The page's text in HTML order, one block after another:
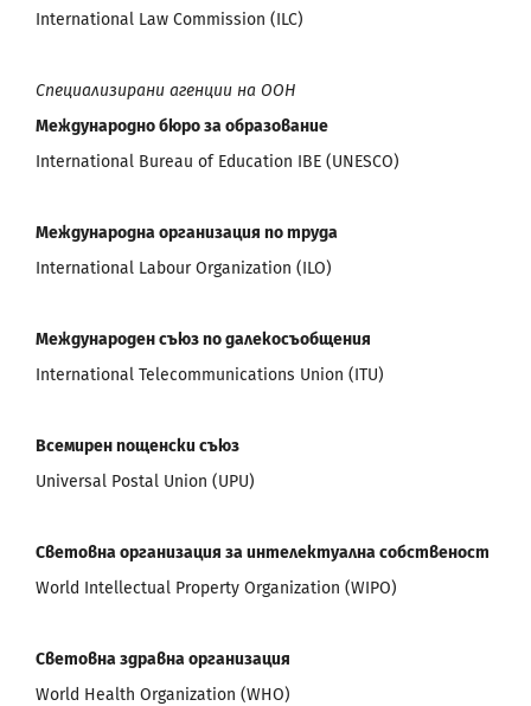
International Law Commission (ILC)
Специализирани агенции на ООН
Международно бюро за образование
International Bureau of Education IBE (UNESCO)
Международна организация по труда
International Labour Organization (ILO)
Международен съюз по далекосъобщения
International Telecommunications Union (ITU)
Всемирен пощенски съюз
Universal Postal Union (UPU)
Световна организация за интелектуална собственост
World Intellectual Property Organization (WIPO)
Световна здравна организация
World Health Organization (WHO)